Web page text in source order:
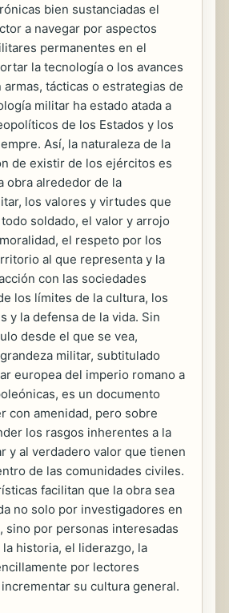
bien sustanciadas el
a navegar por aspectos
permanentes en el
la tecnología o los avances
armas, tácticas o estrategias de
militar ha estado atada a
de los Estados y los
Así, la naturaleza de la
de existir de los ejércitos es
obra alrededor de la
los valores y virtudes que
soldado, el valor y arrojo
el respeto por los
al que representa y la
con las sociedades
los límites de la cultura, los
y la defensa de la vida. Sin
desde el que se vea,
militar, subtitulado
europea del imperio romano a
es un documento
con amenidad, pero sobre
los rasgos inherentes a la
y al verdadero valor que tienen
de las comunidades civiles.
facilitan que la obra sea
no solo por investigadores en
sino por personas interesadas
historia, el liderazgo, la
por lectores
su cultura general.